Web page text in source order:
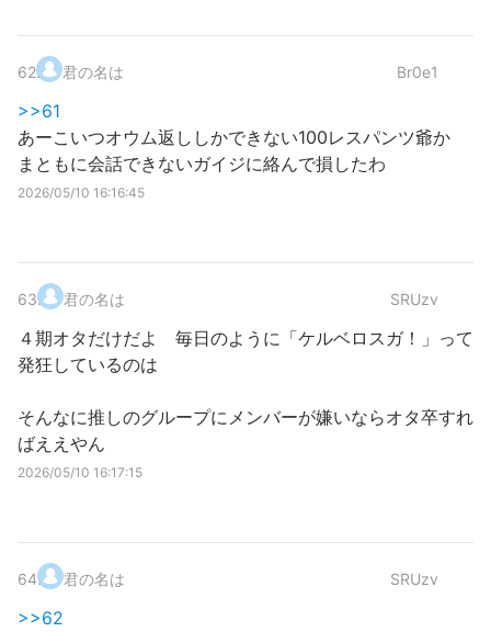
62. 君の名は Br0e1
>>61
あーこいつオウム返ししかできない100レスパンツ爺か
まともに会話できないガイジに絡んで損したわ
2026/05/10 16:16:45
63. 君の名は SRUzv
４期オタだけだよ 毎日のように「ケルベロスガ！」って
発狂しているのは
そんなに推しのグループにメンバーが嫌いならオタ卒すれ
ばええやん
2026/05/10 16:17:15
64. 君の名は SRUzv
>>62